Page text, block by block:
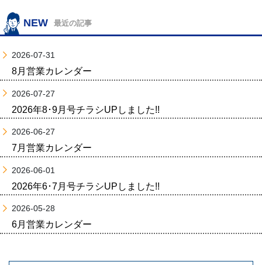
NEW 最近の記事
2026-07-31
8月営業カレンダー
2026-07-27
2026年8･9月号チラシUPしました!!
2026-06-27
7月営業カレンダー
2026-06-01
2026年6･7月号チラシUPしました!!
2026-05-28
6月営業カレンダー